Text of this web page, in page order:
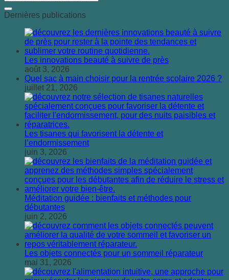
Dernières publications
Les innovations beauté à suivre de près
août 3, 2026
Quel sac à main choisir pour la rentrée scolaire 2026 ?
juillet 21, 2026
Les tisanes qui favorisent la détente et
l’endormissement
juin 3, 2026
Méditation guidée : bienfaits et méthodes pour
débutantes
juin 2, 2026
Les objets connectés pour un sommeil réparateur
mai 31, 2026